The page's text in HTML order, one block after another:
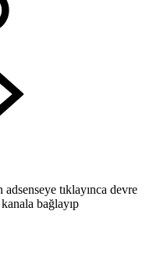
tıklayınca devre
kanala bağlayıp